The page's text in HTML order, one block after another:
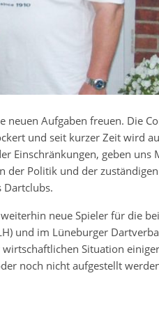
neuen Aufgaben freuen. Die
und seit kurzer Zeit wird
Einschränkungen, geben uns
der Politik und der
Dartclubs.
neue Spieler für die
und im Lüneburger
Situation einiger
noch nicht aufgestellt